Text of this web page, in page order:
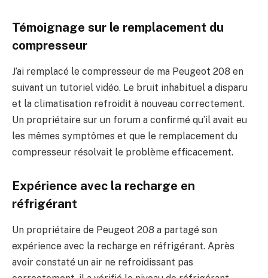
Témoignage sur le remplacement du
compresseur
J’ai remplacé le compresseur de ma Peugeot 208 en
suivant un tutoriel vidéo. Le bruit inhabituel a disparu
et la climatisation refroidit à nouveau correctement.
Un propriétaire sur un forum a confirmé qu’il avait eu
les mêmes symptômes et que le remplacement du
compresseur résolvait le problème efficacement.
Expérience avec la recharge en
réfrigérant
Un propriétaire de Peugeot 208 a partagé son
expérience avec la recharge en réfrigérant. Après
avoir constaté un air ne refroidissant pas